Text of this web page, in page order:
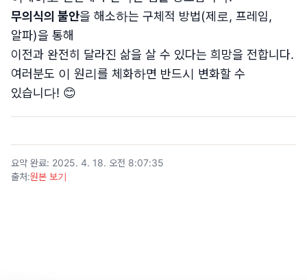
무의식의 불안을 해소하는 구체적 방법(제로, 프레임,
알파)을 통해
이전과 완전히 달라진 삶을 살 수 있다는 희망을 전합니다.
여러분도 이 원리를 체화하면 반드시 변화할 수
있습니다! 😊
요약 완료: 2025. 4. 18. 오전 8:07:35
출처:원본 보기